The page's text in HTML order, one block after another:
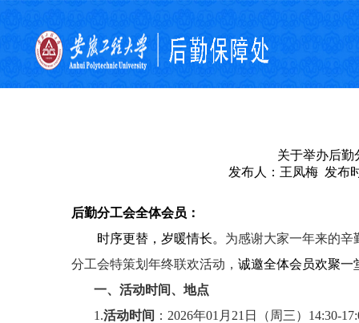
关于举办后勤
发布人：王凤梅 发布
后勤分工会全体会员：
时序更替，岁暖情长。 为感谢大家一年来的辛
分工会特策划 年终联欢活动 ， 诚邀全体会员欢聚一
一、 活动时间、 地点
1.活动时间 ： 2026年01 月 21 日（周 三）14:30-1 7